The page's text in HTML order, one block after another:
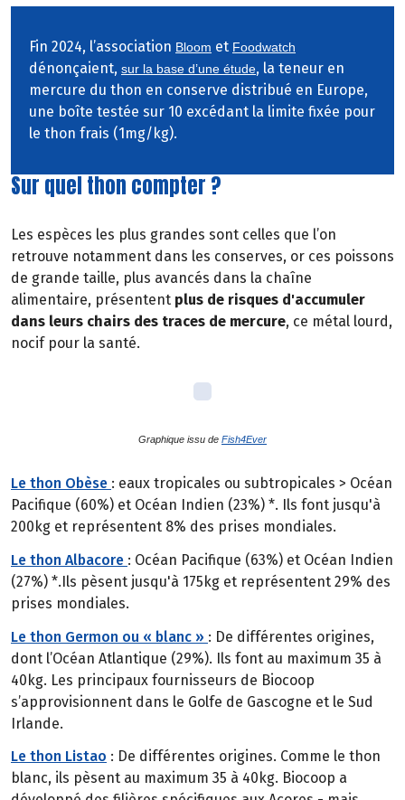
Fin 2024, l’association Bloom et Foodwatch
dénonçaient, sur la base d’une étude, la teneur en
mercure du thon en conserve distribué en Europe,
une boîte testée sur 10 excédant la limite fixée pour
le thon frais (1mg/kg).
Sur quel thon compter ?
Les espèces les plus grandes sont celles que l’on
retrouve notamment dans les conserves, or ces poissons
de grande taille, plus avancés dans la chaîne
alimentaire, présentent plus de risques d'accumuler
dans leurs chairs des traces de mercure, ce métal lourd,
nocif pour la santé.
Graphique issu de Fish4Ever
Le thon Obèse : eaux tropicales ou subtropicales > Océan
Pacifique (60%) et Océan Indien (23%) *. Ils font jusqu'à
200kg et représentent 8% des prises mondiales.
Le thon Albacore : Océan Pacifique (63%) et Océan Indien
(27%) *.Ils pèsent jusqu'à 175kg et représentent 29% des
prises mondiales.
Le thon Germon ou « blanc » : De différentes origines,
dont l’Océan Atlantique (29%). Ils font au maximum 35 à
40kg. Les principaux fournisseurs de Biocoop
s’approvisionnent dans le Golfe de Gascogne et le Sud
Irlande.
Le thon Listao : De différentes origines. Comme le thon
blanc, ils pèsent au maximum 35 à 40kg. Biocoop a